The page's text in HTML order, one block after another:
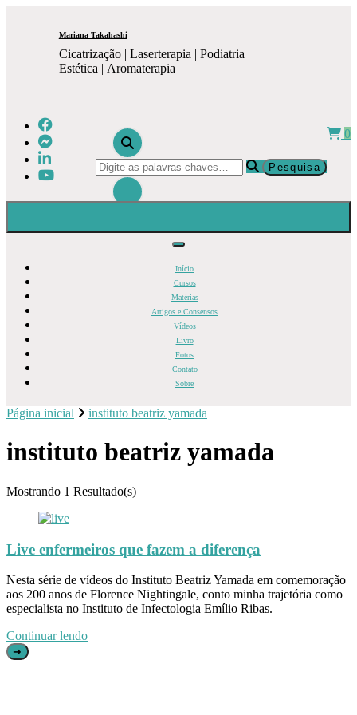
Mariana Takahashi
Cicatrização | Laserterapia | Podiatria |
Estética | Aromaterapia
Procurando
algo?
0
Início
Cursos
Matérias
Artigos e Consensos
Vídeos
Livro
Fotos
Contato
Sobre
Página inicial instituto beatriz yamada
instituto beatriz yamada
Mostrando 1 Resultado(s)
Live enfermeiros que fazem a diferença
Nesta série de vídeos do Instituto Beatriz Yamada em comemoração
aos 200 anos de Florence Nightingale, conto minha trajetória como
especialista no Instituto de Infectologia Emílio Ribas.
Continuar lendo
➜